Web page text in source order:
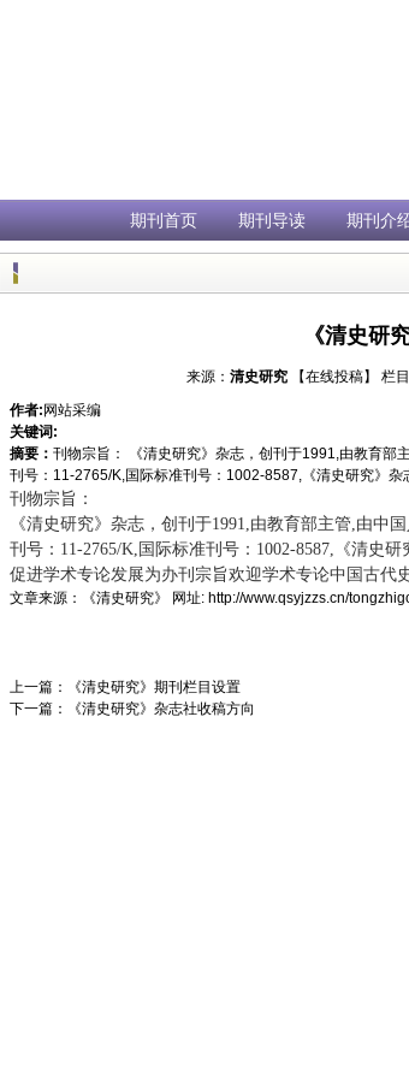
期刊首页 期刊导读 期刊介
《清史研
来源： 清史研究 【在线投稿】 栏目
作者: 网站采编
关键词:
摘要： 刊物宗旨： 《清史研究》杂志，创刊于1991,由教育部
刊号：11-2765/K,国际标准刊号：1002-8587,《清史研究》杂
刊物宗旨：
《清史研究》杂志，创刊于1991,由教育部主管,由中
刊号：11-2765/K,国际标准刊号：1002-8587,《清史
促进学术专论发展为办刊宗旨欢迎学术专论中国古代
文章来源： 《清史研究》 网址: http://www.qsyjzzs.cn/
上一篇：
《清史研究》期刊栏目设置
下一篇：
《清史研究》杂志社收稿方向